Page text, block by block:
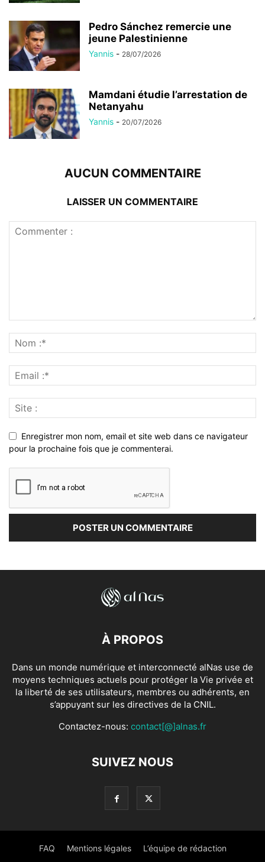
Pedro Sánchez remercie une
jeune Palestinienne
Yannis - 28/07/2026
Mamdani étudie l’arrestation de
Netanyahu
Yannis - 20/07/2026
AUCUN COMMENTAIRE
LAISSER UN COMMENTAIRE
Enregistrer mon nom, email et site web dans ce navigateur
pour la prochaine fois que je commenterai.
À PROPOS
Dans un monde numérique et interconnecté alNas use de
moyens techniques actuels pour protéger la Vie privée et
la liberté de ses utilisateurs, membres ou adhérents, en
s’appuyant sur les directives de la CNIL.
Contactez-nous: contact[@]alnas.fr
SUIVEZ NOUS
FAQ Mentions légales L’équipe de rédaction